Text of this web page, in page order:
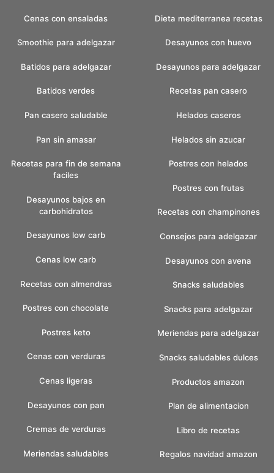
Cenas con ensaladas
Smoothie para adelgazar
Batidos para adelgazar
Batidos verdes
Dieta mediterranea recetas
Desayunos con huevo
Desayunos para adelgazar
Recetas pan casero
Pan casero saludable
Pan sin amasar
Recetas para fin de semana
faciles
Desayunos bajos en
carbohidratos
Desayunos low carb
Cenas low carb
Recetas con almendras
Postres con chocolate
Postres keto
Cenas con verduras
Cenas ligeras
Desayunos con pan
Cremas de verduras
Meriendas saludables
Helados caseros
Helados sin azucar
Postres con helados
Postres con frutas
Recetas con champinones
Consejos para adelgazar
Desayunos con avena
Snacks saludables
Snacks para adelgazar
Meriendas para adelgazar
Snacks saludables dulces
Productos amazon
Plan de alimentacion
Libro de recetas
Regalos navidad amazon